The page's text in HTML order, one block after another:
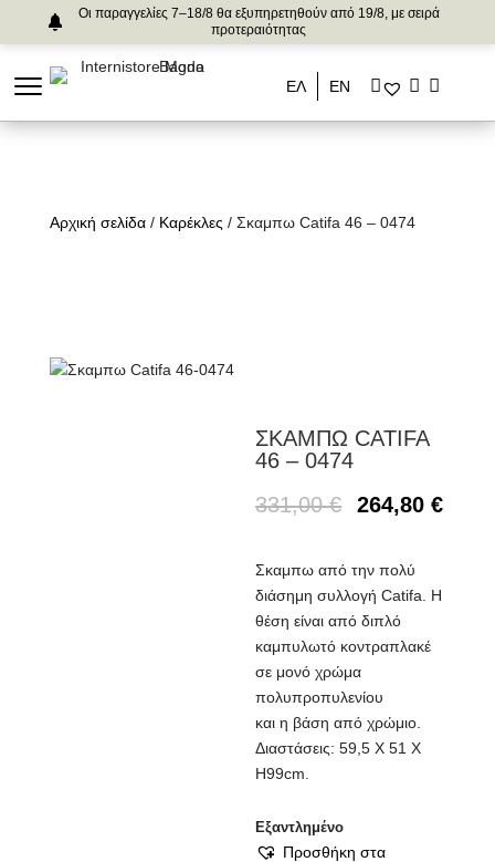
Οι παραγγελίες 7–18/8 θα εξυπηρετηθούν από 19/8, με σειρά
προτεραιότητας
ΕΛ ΕΝ
Αρχική σελίδα/ Καρέκλες / Σκαμπω Catifa 46 – 0474
ΣΚΑΜΠΩ CATIFA
46 – 0474
331,00€ 264,80€
Σκαμπω από την πολύ
διάσημη συλλογή Catifa. Η
θέση είναι από διπλό
καμπυλωτό κοντραπλακέ
σε μονό χρώμα
πολυπροπυλενίου
και η βάση από χρώμιο.
Διαστάσεις: 59,5 Χ 51 Χ
H99cm.
Εξαντλημένο
Προσθήκη στα